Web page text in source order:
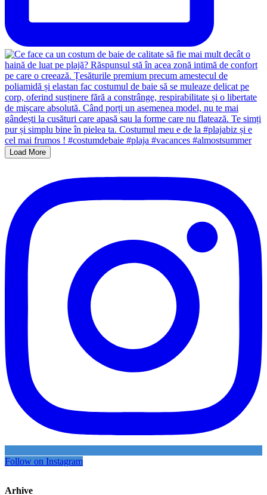
Load More
Follow on Instagram
Arhive